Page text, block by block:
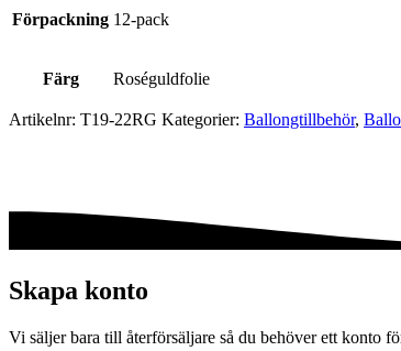
Förpackning 12-pack
Färg Roséguldfolie
Artikelnr: T19-22RG Kategorier: Ballong­tillbehör,
Skapa konto
Vi säljer bara till återförsäljare så du behöver ett konto